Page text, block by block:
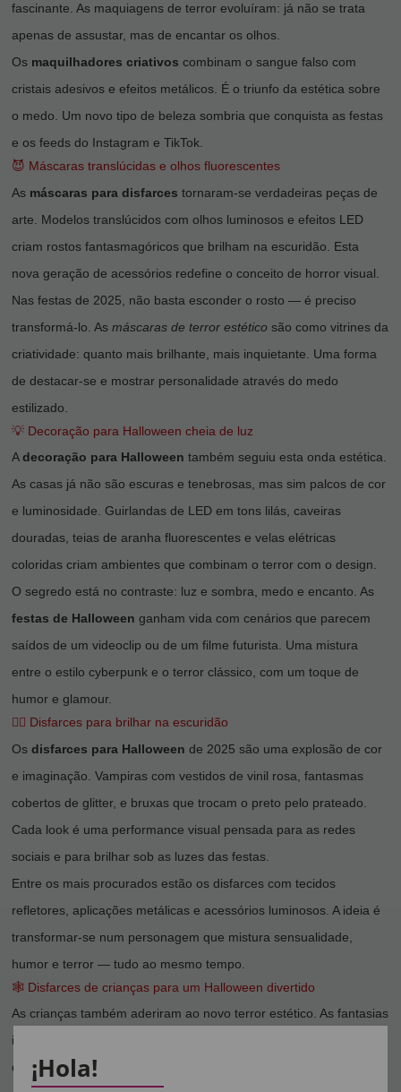
fascinante. As maquiagens de terror evoluíram: já não se trata
apenas de assustar, mas de encantar os olhos.
Os maquilhadores criativos combinam o sangue falso com
cristais adesivos e efeitos metálicos. É o triunfo da estética sobre
o medo. Um novo tipo de beleza sombria que conquista as festas
e os feeds do Instagram e TikTok.
😈 Máscaras translúcidas e olhos fluorescentes
As máscaras para disfarces tornaram-se verdadeiras peças de
arte. Modelos translúcidos com olhos luminosos e efeitos LED
criam rostos fantasmagóricos que brilham na escuridão. Esta
nova geração de acessórios redefine o conceito de horror visual.
Nas festas de 2025, não basta esconder o rosto — é preciso
transformá-lo. As máscaras de terror estético são como vitrines da
criatividade: quanto mais brilhante, mais inquietante. Uma forma
de destacar-se e mostrar personalidade através do medo
estilizado.
💡 Decoração para Halloween cheia de luz
Adecoração para Halloween também seguiu esta onda estética.
As casas já não são escuras e tenebrosas, mas sim palcos de cor
e luminosidade. Guirlandas de LED em tons lilás, caveiras
douradas, teias de aranha fluorescentes e velas elétricas
coloridas criam ambientes que combinam o terror com o design.
O segredo está no contraste: luz e sombra, medo e encanto. As
festas de Halloween ganham vida com cenários que parecem
saídos de um videoclip ou de um filme futurista. Uma mistura
entre o estilo cyberpunk e o terror clássico, com um toque de
humor e glamour.
🧛‍♀️ Disfarces para brilhar na escuridão
Os disfarces para Halloween de 2025 são uma explosão de cor
e imaginação. Vampiras com vestidos de vinil rosa, fantasmas
cobertos de glitter, e bruxas que trocam o preto pelo prateado.
Cada look é uma performance visual pensada para as redes
sociais e para brilhar sob as luzes das festas.
Entre os mais procurados estão os disfarces com tecidos
refletores, aplicações metálicas e acessórios luminosos. A ideia é
transformar-se num personagem que mistura sensualidade,
humor e terror — tudo ao mesmo tempo.
🕸️ Disfarces de crianças para um Halloween divertido
As crianças também aderiram ao novo terror estético. As fantasias
infantis tornaram-se mais coloridas, confortáveis e seguras, com
detalhes luminosos e tecidos respiráveis. Um
¡Hola!